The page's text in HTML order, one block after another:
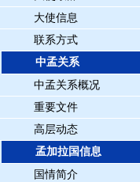
大使信息
联系方式
中孟关系
中孟关系概况
重要文件
高层动态
孟加拉国信息
国情简介